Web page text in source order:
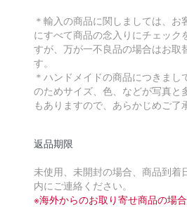
＊輸入の商品に関しましては、お
にすべて商品の念入りにチェック
すが、万が一不良品の場合はお取
す。
＊ハンドメイドの商品につきまし
のためサイズ、色、などが写真と
もありますので、あらかじめご了
返品期限
未使用、未開封の場合、商品到着
内にご連絡ください。
※海外からのお取り寄せ商品の場